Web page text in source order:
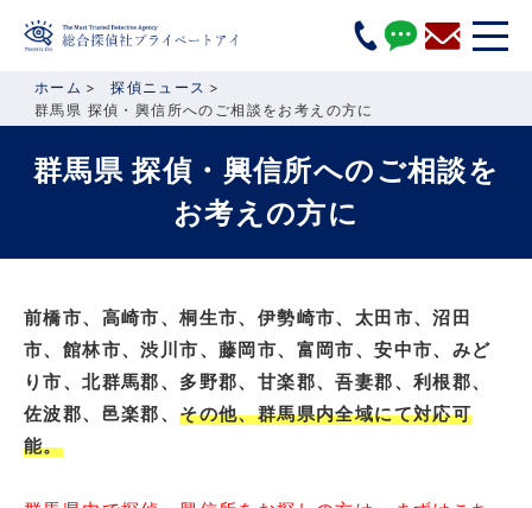
ホーム
探偵ニュース
群馬県 探偵・興信所へのご相談をお考えの方に
群馬県 探偵・興信所へのご相談を
お考えの方に
前橋市、高崎市、桐生市、伊勢崎市、太田市、沼田
市、館林市、渋川市、藤岡市、富岡市、安中市、みど
り市、北群馬郡、多野郡、甘楽郡、吾妻郡、利根郡、
佐波郡、邑楽郡、その他、群馬県内全域にて対応可
能。